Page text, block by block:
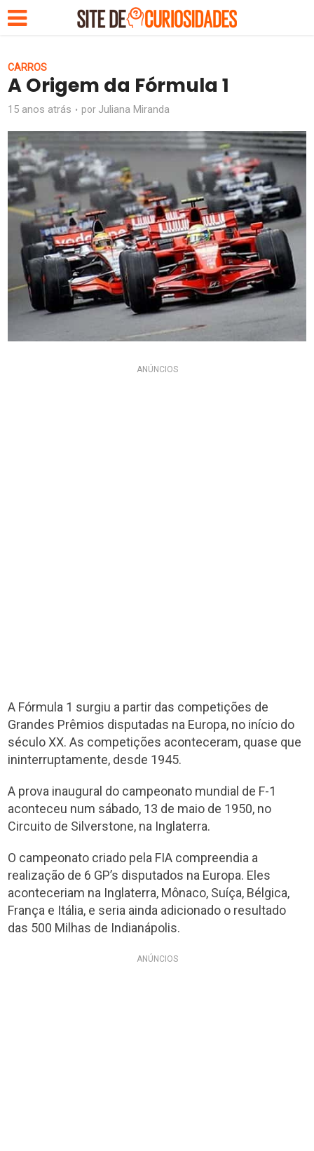
CARROS
A Origem da Fórmula 1
15 anos atrás por Juliana Miranda
ANÚNCIOS
A Fórmula 1 surgiu a partir das competições de
Grandes Prêmios disputadas na Europa, no início do
século XX. As competições aconteceram, quase que
ininterruptamente, desde 1945.
A prova inaugural do campeonato mundial de F-1
aconteceu num sábado, 13 de maio de 1950, no
Circuito de Silverstone, na Inglaterra.
O campeonato criado pela FIA compreendia a
realização de 6 GP’s disputados na Europa. Eles
aconteceriam na Inglaterra, Mônaco, Suíça, Bélgica,
França e Itália, e seria ainda adicionado o resultado
das 500 Milhas de Indianápolis.
ANÚNCIOS